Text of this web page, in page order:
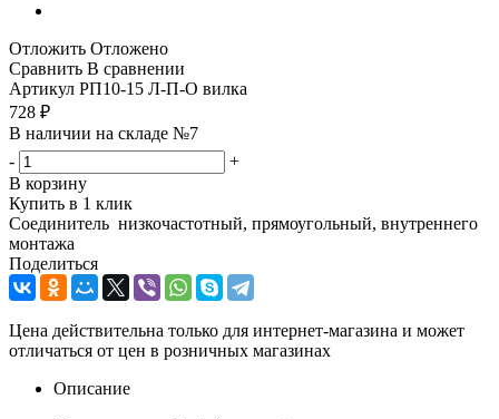
Отложить Отложено
Сравнить В сравнении
Артикул РП10-15 Л-П-О вилка
728 ₽
В наличии на складе №7
-
+
В корзину
Купить в 1 клик
Соединитель низкочастотный, прямоугольный, внутреннего
монтажа
Поделиться
Цена действительна только для интернет-магазина и может
отличаться от цен в розничных магазинах
Описание